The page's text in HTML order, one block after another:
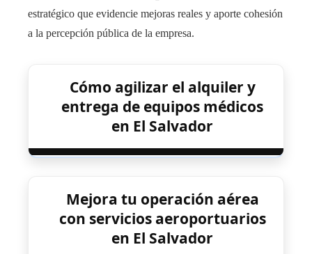
estratégico que evidencie mejoras reales y aporte cohesión
a la percepción pública de la empresa.
Cómo agilizar el alquiler y
entrega de equipos médicos
en El Salvador
Mejora tu operación aérea
con servicios aeroportuarios
en El Salvador